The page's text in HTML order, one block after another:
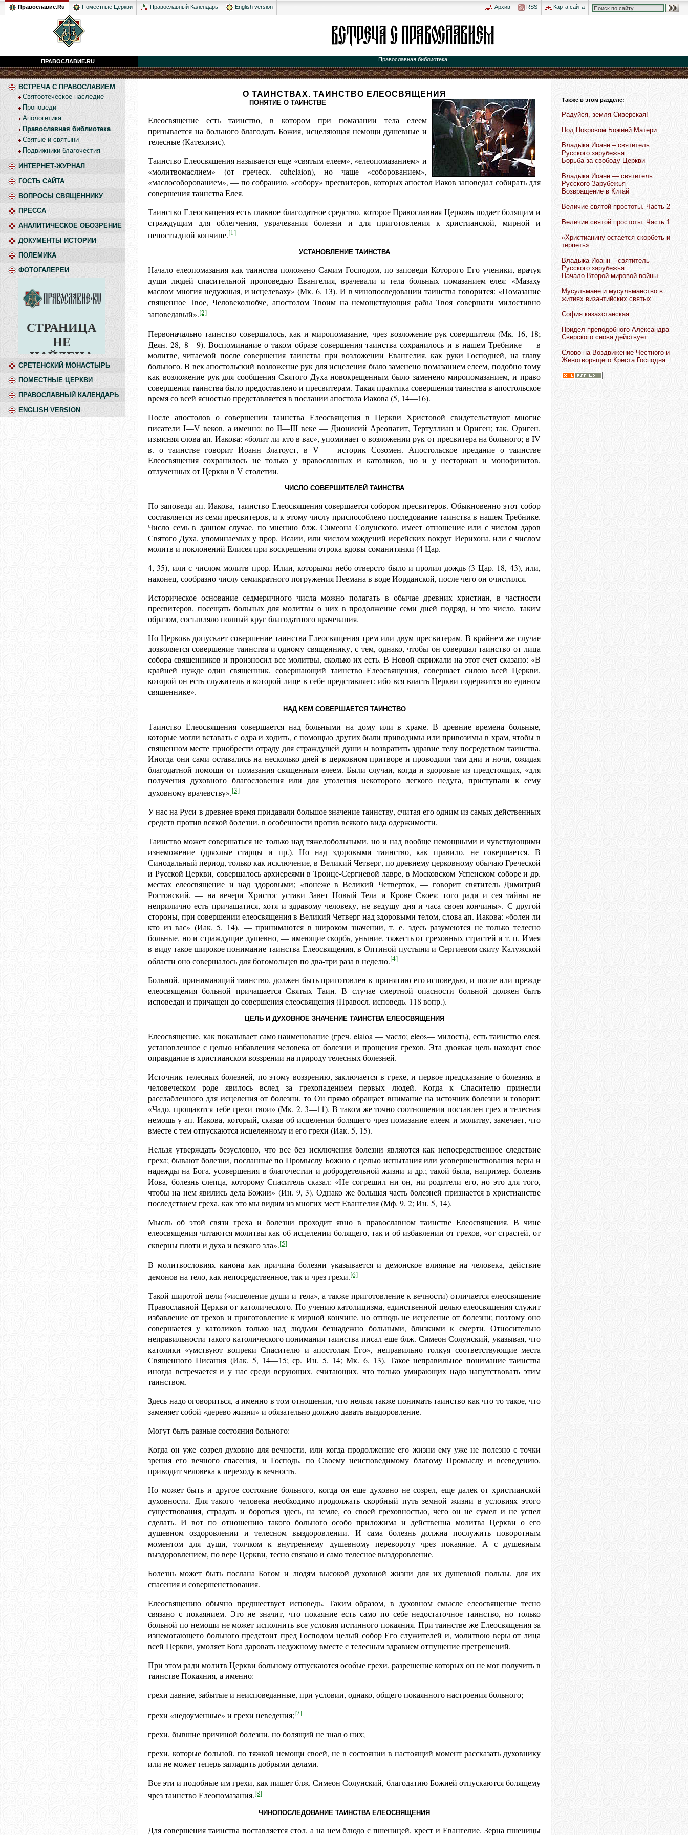
Архив RSS Карта сайта
Православие.Ru Поместные Церкви Православный Календарь English version
ПРАВОСЛАВИЕ.RU Православная библиотека
ВСТРЕЧА С ПРАВОСЛАВИЕМ
Святоотеческое наследие
Проповеди
Апологетика
Православная библиотека
Святые и святыни
Подвижники благочестия
ИНТЕРНЕТ-ЖУРНАЛ
ГОСТЬ САЙТА
ВОПРОСЫ СВЯЩЕННИКУ
ПРЕССА
АНАЛИТИЧЕСКОЕ ОБОЗРЕНИЕ
ДОКУМЕНТЫ ИСТОРИИ
ПОЛЕМИКА
ФОТОГАЛЕРЕИ
СРЕТЕНСКИЙ МОНАСТЫРЬ
ПОМЕСТНЫЕ ЦЕРКВИ
ПРАВОСЛАВНЫЙ КАЛЕНДАРЬ
ENGLISH VERSION
О ТАИНСТВАХ. ТАИНСТВО ЕЛЕОСВЯЩЕНИЯ
ПОНЯТИЕ О ТАИНСТВЕ
Елеосвящение есть таинство, в котором при помазании тела елеем
призывается на больного благодать Божия, исцеляющая немощи душевные и
телесные (Катехизис).
Таинство Елеосвящения называется еще «святым елеем», «елеопомазанием» и
«молитвомаслием» (от греческ. euhelaion), но чаще «соборованием»,
«маслособорованием», — по собранию, «собору» пресвитеров, которых апостол Иаков заповедал собирать для
совершения таинства Елея.
Таинство Елеосвящения есть главное благодатное средство, которое Православная Церковь подает болящим и
страждущим для облегчения, уврачевания болезни и для приготовления к христианской, мирной и
непостыдной кончине.[1]
УСТАНОВЛЕНИЕ ТАИНСТВА
Начало елеопомазания как таинства положено Самим Господом, по заповеди Которого Его ученики, врачуя
души людей спасительной проповедью Евангелия, врачевали и тела больных помазанием елея: «Мазаху
маслом многия недужныя, и исцелеваху» (Мк. 6, 13). И в чинопоследовании таинства говорится: «Помазание
священное Твое, Человеколюбче, апостолом Твоим на немощствующия рабы Твоя совершати милостивно
заповедавый».[2]
Первоначально таинство совершалось, как и миропомазание, чрез возложение рук совершителя (Мк. 16, 18;
Деян. 28, 8—9). Воспоминание о таком образе совершения таинства сохранилось и в нашем Требнике — в
молитве, читаемой после совершения таинства при возложении Евангелия, как руки Господней, на главу
больного. В век апостольский возложение рук для исцеления было заменено помазанием елеем, подобно тому
как возложение рук для сообщения Святого Духа новокрещенным было заменено миропомазанием, и право
совершения таинства было предоставлено и пресвитерам. Такая практика совершения таинства в апостольское
время со всей ясностью представляется в послании апостола Иакова (5, 14—16).
После апостолов о совершении таинства Елеосвящения в Церкви Христовой свидетельствуют многие
писатели I—V веков, а именно: во II—III веке — Дионисий Ареопагит, Тертуллиан и Ориген; так, Ориген,
изъясняя слова ап. Иакова: «болит ли кто в вас», упоминает о возложении рук от пресвитера на больного; в IV
в. о таинстве говорит Иоанн Златоуст, в V — историк Созомен. Апостольское предание о таинстве
Елеосвящения сохранилось не только у православных и католиков, но и у несториан и монофизитов,
отлученных от Церкви в V столетии.
ЧИСЛО СОВЕРШИТЕЛЕЙ ТАИНСТВА
По заповеди ап. Иакова, таинство Елеосвящения совершается собором пресвитеров. Обыкновенно этот собор
составляется из семи пресвитеров, и к этому числу приспособлено последование таинства в нашем Требнике.
Число семь в данном случае, по мнению блж. Симеона Солунского, имеет отношение или с числом даров
Святого Духа, упоминаемых у прор. Исаии, или числом хождений иерейских вокруг Иерихона, или с числом
молитв и поклонений Елисея при воскрешении отрока вдовы соманитянки (4 Цар.
4, 35), или с числом молитв прор. Илии, которыми небо отверсто было и пролил дождь (3 Цар. 18, 43), или,
наконец, сообразно числу семикратного погружения Неемана в воде Иорданской, после чего он очистился.
Историческое основание седмеричного числа можно полагать в обычае древних христиан, в частности
пресвитеров, посещать больных для молитвы о них в продолжение семи дней подряд, и это число, таким
образом, составляло полный круг благодатного врачевания.
Но Церковь допускает совершение таинства Елеосвящения трем или двум пресвитерам. В крайнем же случае
дозволяется совершение таинства и одному священнику, с тем, однако, чтобы он совершал таинство от лица
собора священников и произносил все молитвы, сколько их есть. В Новой скрижали на этот счет сказано: «В
крайней нужде один священник, совершающий таинство Елеосвящения, совершает силою всей Церкви,
которой он есть служитель и которой лице в себе представляет: ибо вся власть Церкви содержится во едином
священнике».
НАД КЕМ СОВЕРШАЕТСЯ ТАИНСТВО
Таинство Елеосвящения совершается над больными на дому или в храме. В древние времена больные,
которые могли вставать с одра и ходить, с помощью других были приводимы или привозимы в храм, чтобы в
священном месте приобрести отраду для страждущей души и возвратить здравие телу посредством таинства.
Иногда они сами оставались на несколько дней в церковном притворе и проводили там дни и ночи, ожидая
благодатной помощи от помазания священным елеем. Были случаи, когда и здоровые из предстоящих, «для
получения духовного благословения или для утоления некоторого легкого недуга, приступали к сему
духовному врачевству».[3]
У нас на Руси в древнее время придавали большое значение таинству, считая его одним из самых действенных
средств против всякой болезни, в особенности против всякого вида одержимости.
Таинство может совершаться не только над тяжелобольными, но и над вообще немощными и чувствующими
изнеможение (дряхлые старцы и пр.). Но над здоровыми таинство, как правило, не совершается. В
Синодальный период, только как исключение, в Великий Четверг, по древнему церковному обычаю Греческой
и Русской Церкви, совершалось архиереями в Троице-Сергиевой лавре, в Московском Успенском соборе и др.
местах елеосвящение и над здоровыми; «понеже в Великий Четверток, — говорит святитель Димитрий
Ростовский, — на вечери Христос устави Завет Новый Тела и Крове Своея: того ради и сея тайны не
неприлично есть причащатися, хотя и здравому человеку, не ведущу дня и часа своея кончины». С другой
стороны, при совершении елеосвящения в Великий Четверг над здоровыми телом, слова ап. Иакова: «болен ли
кто из вас» (Иак. 5, 14), — принимаются в широком значении, т. е. здесь разумеются не только телесно
больные, но и страждущие душевно, — имеющие скорбь, уныние, тяжесть от греховных страстей и т. п. Имея
в виду такое широкое понимание таинства Елеосвящения, в Оптиной пустыни и Сергиевом скиту Калужской
области оно совершалось для богомольцев по два-три раза в неделю.[4]
Больной, принимающий таинство, должен быть приготовлен к принятию его исповедью, и после или прежде
елеосвящения больной причащается Святых Таин. В случае смертной опасности больной должен быть
исповедан и причащен до совершения елеосвящения (Правосл. исповедь. 118 вопр.).
ЦЕЛЬ И ДУХОВНОЕ ЗНАЧЕНИЕ ТАИНСТВА ЕЛЕОСВЯЩЕНИЯ
Елеосвящение, как показывает само наименование (греч. elaioa — масло; eleos— милость), есть таинство елея,
установленное с целью избавления человека от болезни и прощения грехов. Эта двоякая цель находит свое
оправдание в христианском воззрении на природу телесных болезней.
Источник телесных болезней, по этому воззрению, заключается в грехе, и первое предсказание о болезнях в
человеческом роде явилось вслед за грехопадением первых людей. Когда к Спасителю принесли
расслабленного для исцеления от болезни, то Он прямо обращает внимание на источник болезни и говорит:
«Чадо, прощаются тебе грехи твои» (Мк. 2, 3—11). В таком же точно соотношении поставлен грех и телесная
немощь у ап. Иакова, который, сказав об исцелении болящего чрез помазание елеем и молитву, замечает, что
вместе с тем отпускаются исцеленному и его грехи (Иак. 5, 15).
Нельзя утверждать безусловно, что все без исключения болезни являются как непосредственное следствие
греха; бывают болезни, посланные по Промыслу Божию с целью испытания или усовершенствования веры и
надежды на Бога, усовершения в благочестии и добродетельной жизни и др.; такой была, например, болезнь
Иова, болезнь слепца, которому Спаситель сказал: «Не согрешил ни он, ни родители его, но это для того,
чтобы на нем явились дела Божии» (Ин. 9, 3). Однако же большая часть болезней признается в христианстве
последствием греха, как это мы видим из многих мест Евангелия (Мф. 9, 2; Ин. 5, 14).
Мысль об этой связи греха и болезни проходит явно в православном таинстве Елеосвящения. В чине
елеосвящения читаются молитвы как об исцелении болящего, так и об избавлении от грехов, «от страстей, от
скверны плоти и духа и всякаго зла».[5]
В молитвословиях канона как причина болезни указывается и демонское влияние на человека, действие
демонов на тело, как непосредственное, так и чрез грехи.[6]
Такой широтой цели («исцеление души и тела», а также приготовление к вечности) отличается елеосвящение
Православной Церкви от католического. По учению католицизма, единственной целью елеосвящения служит
избавление от грехов и приготовление к мирной кончине, но отнюдь не исцеление от болезни; поэтому оно
совершается у католиков только над людьми безнадежно больными, близкими к смерти. Относительно
неправильности такого католического понимания таинства писал еще блж. Симеон Солунский, указывая, что
католики «умствуют вопреки Спасителю и апостолам Его», неправильно толкуя соответствующие места
Священного Писания (Иак. 5, 14—15; ср. Ин. 5, 14; Мк. 6, 13). Такое неправильное понимание таинства
иногда встречается и у нас среди верующих, считающих, что только умирающих надо напутствовать этим
таинством.
Здесь надо оговориться, а именно в том отношении, что нельзя также понимать таинство как что-то такое, что
заменяет собой «дерево жизни» и обязательно должно давать выздоровление.
Могут быть разные состояния больного:
Когда он уже созрел духовно для вечности, или когда продолжение его жизни ему уже не полезно с точки
зрения его вечного спасения, и Господь, по Своему неисповедимому благому Промыслу и всеведению,
приводит человека к переходу в вечность.
Но может быть и другое состояние больного, когда он еще духовно не созрел, еще далек от христианской
духовности. Для такого человека необходимо продолжать скорбный путь земной жизни в условиях этого
существования, страдать и бороться здесь, на земле, со своей греховностью, чего он не сумел и не успел
сделать. И вот по отношению такого больного особо приложима и действенна молитва Церкви о его
душевном оздоровлении и телесном выздоровлении. И сама болезнь должна послужить поворотным
моментом для души, толчком к внутреннему душевному перевороту чрез покаяние. А с душевным
выздоровлением, по вере Церкви, тесно связано и само телесное выздоровление.
Болезнь может быть послана Богом и людям высокой духовной жизни для их душевной пользы, для их
спасения и совершенствования.
Елеосвящению обычно предшествует исповедь. Таким образом, в духовном смысле елеосвящение тесно
связано с покаянием. Это не значит, что покаяние есть само по себе недостаточное таинство, но только
больной по немощи не может исполнить все условия истинного покаяния. При таинстве же Елеосвящения за
изнемогающего больного предстоит пред Господом целый собор Его служителей и, молитвою веры от лица
всей Церкви, умоляет Бога даровать недужному вместе с телесным здравием отпущение прегрешений.
При этом ради молитв Церкви больному отпускаются особые грехи, разрешение которых он не мог получить в
таинстве Покаяния, а именно:
грехи давние, забытые и неисповеданные, при условии, однако, общего покаянного настроения больного;
грехи «недоуменные» и грехи неведения;[7]
грехи, бывшие причиной болезни, но болящий не знал о них;
грехи, которые больной, по тяжкой немощи своей, не в состоянии в настоящий момент рассказать духовнику
или не может теперь загладить добрыми делами.
Все эти и подобные им грехи, как пишет блж. Симеон Солунский, благодатию Божией отпускаются болящему
чрез таинство Елеопомазания.[8]
ЧИНОПОСЛЕДОВАНИЕ ТАИНСТВА ЕЛЕОСВЯЩЕНИЯ
Для совершения таинства поставляется стол, а на нем блюдо с пшеницей, крест и Евангелие. Зерна пшеницы
Также в этом разделе:
Радуйся, земля Сиверская!
Под Покровом Божией Матери
Владыка Иоанн – святитель
Русского зарубежья.
Борьба за свободу Церкви
Владыка Иоанн — святитель
Русского Зарубежья
Возвращение в Китай
Величие святой простоты. Часть 2
Величие святой простоты. Часть 1
«Христианину остается скорбеть и
терпеть»
Владыка Иоанн – святитель
Русского зарубежья.
Начало Второй мировой войны
Мусульмане и мусульманство в
житиях византийских святых
София казахстанская
Придел преподобного Александра
Свирского снова действует
Слово на Воздвижение Честного и
Животворящего Креста Господня